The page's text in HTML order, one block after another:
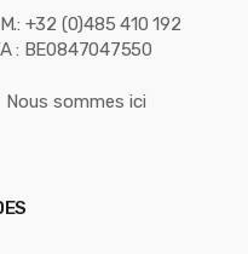
+32 (0)485 410 192
: BE0847047550
Nous sommes ici